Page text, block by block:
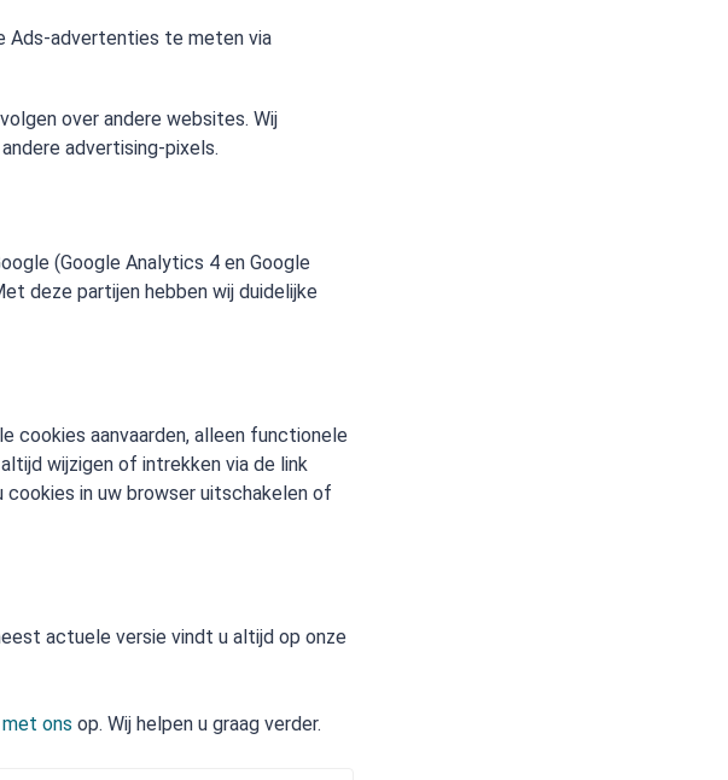
Ads-advertenties te meten via
over andere websites. Wij
advertising-pixels.
(Google Analytics 4 en Google
deze partijen hebben wij duidelijke
cookies aanvaarden, alleen functionele
wijzigen of intrekken via de link
cookies in uw browser uitschakelen of
actuele versie vindt u altijd op onze
ons op. Wij helpen u graag verder.